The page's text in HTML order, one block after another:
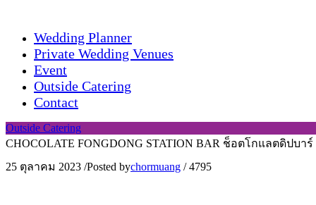
Wedding Planner
Private Wedding Venues
Event
Outside Catering
Contact
Outside Catering
CHOCOLATE FONGDONG STATION BAR ช็อตโกแลตดิปบา
25 ตุลาคม 2023 /Posted bychormuang / 4795